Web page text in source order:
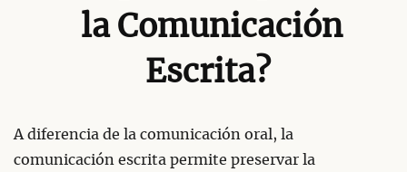
la Comunicación
Escrita?
A diferencia de la comunicación oral, la
comunicación escrita permite preservar la